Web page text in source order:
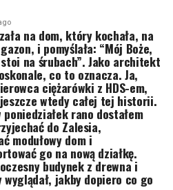
na dom, który kochała, na
i pomyślała: “Mój Boże,
na śrubach”. Jako architekt
co to oznacza. Ja,
ciężarówki z HDS-em,
wtedy całej tej historii.
rano dostałem
do Zalesia,
modułowy dom i
go na nową działkę.
budynek z drewna i
wyglądał, jakby dopiero co go